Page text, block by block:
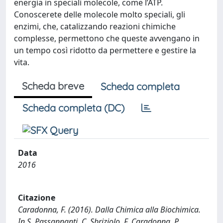
energia in speciali molecole, come l’ATP.
Conoscerete delle molecole molto speciali, gli
enzimi, che, catalizzando reazioni chimiche
complesse, permettono che queste avvengano in
un tempo così ridotto da permettere e gestire la
vita.
Scheda breve
Scheda completa
Scheda completa (DC)
Data
2016
Citazione
Caradonna, F. (2016). Dalla Chimica alla Biochimica.